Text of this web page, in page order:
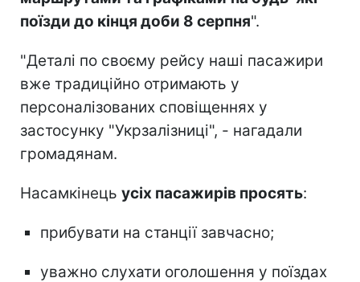
поїзди до кінця доби 8 серпня".
"Деталі по своєму рейсу наші пасажири
вже традиційно отримають у
персоналізованих сповіщеннях у
застосунку "Укрзалізниці", - нагадали
громадянам.
Насамкінець усіх пасажирів просять:
прибувати на станції завчасно;
уважно слухати оголошення у поїздах